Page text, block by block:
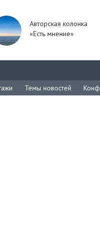
Авторская колонка
«Есть мнение»
Темы новостей